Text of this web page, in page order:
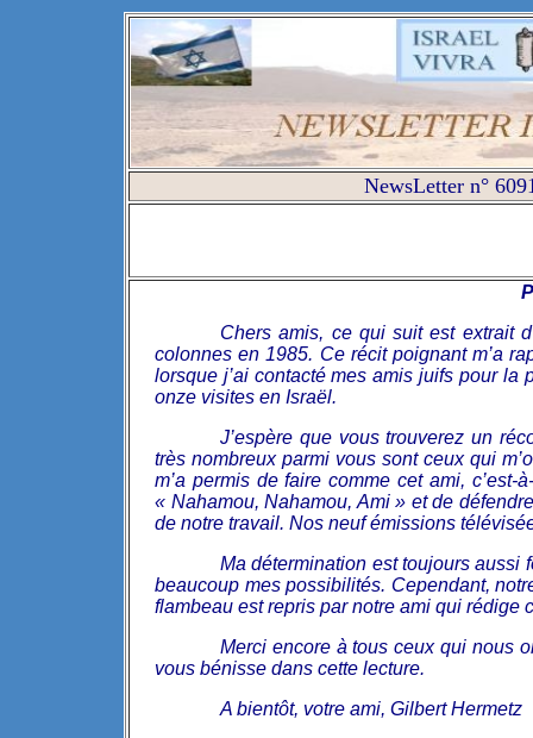
NewsLetter n°
Chers amis, ce qui suit est extrait
colonnes en 1985. Ce récit poignant m’a
lorsque j’ai contacté mes amis juifs pour la
onze visites en Israël.
J’espère que vous trouverez un
très nombreux parmi vous sont ceux qui
m’a permis de faire comme cet ami,
« Nahamou, Nahamou, Ami » et de
de notre travail. Nos neuf émissions
Ma détermination est toujours aussi
beaucoup mes possibilités. Cependant,
flambeau est repris par notre ami qui rédige
Merci encore à tous ceux qui nous
vous bénisse dans cette lecture.
A bientôt, votre ami, Gilbert Hermetz